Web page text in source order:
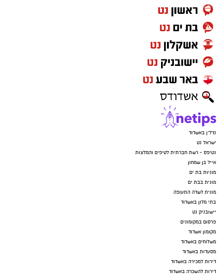
נדל"ן באשדוד
ישראל נט
נטיפס - רשת חברתית לטיפים והמלצות
אייל בן שמחון
מוניות בת ים
מונית בבת ים
מונית לשדה התעופה
בתי מלון באשדוד
יישובניק נט
פרסום במקומונים
מקומון אשדוד
משלוחים באשדוד
מסעדות באשדוד
דירות למכירה באשדוד
דירות להשכרה באשדוד